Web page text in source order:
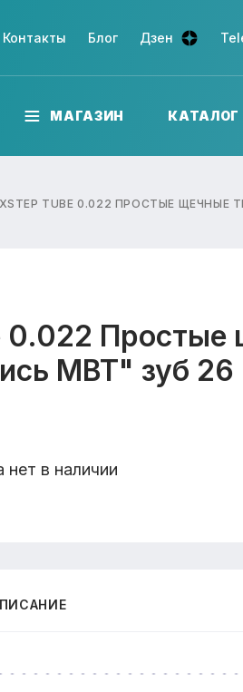
Контакты Блог Дзен
МАГАЗИН КАТАЛОГ
TUBE 0.022 ПРОСТЫЕ ЩЕЧНЫЕ
0.022 Простые
MBT" зуб 26
нет в наличии